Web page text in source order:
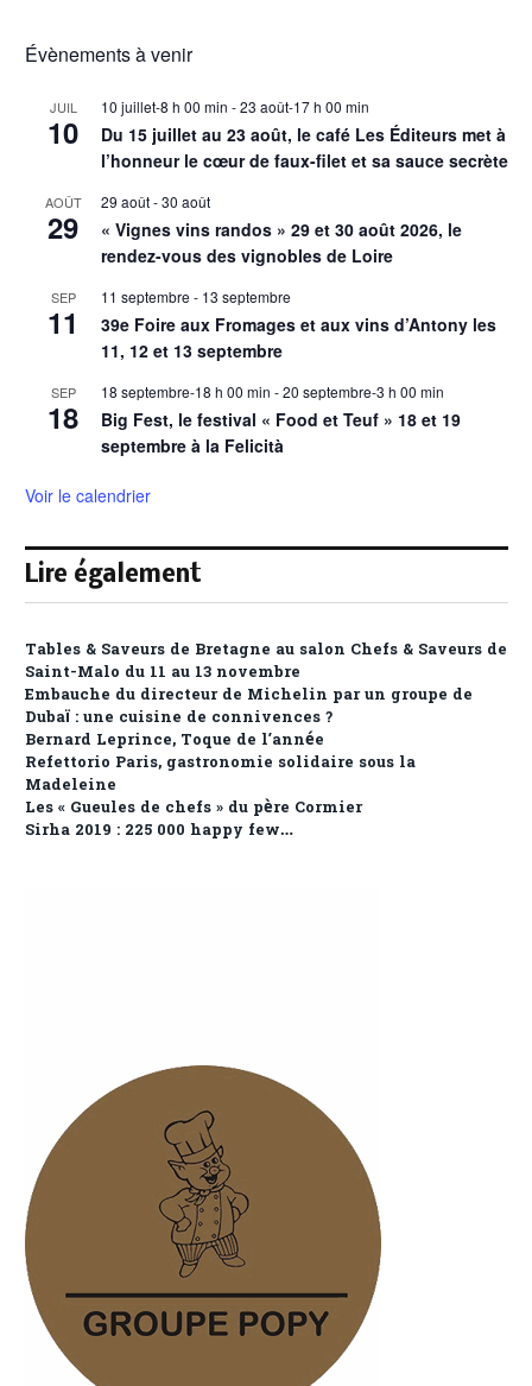
Évènements à venir
JUIL
10
10 juillet-8 h 00 min -23 août-17 h 00 min
Du 15 juillet au 23 août, le café Les Éditeurs met à
l’honneur le cœur de faux-filet et sa sauce secrète
AOÛT
29
29 août-30 août
« Vignes vins randos » 29 et 30 août 2026, le
rendez-vous des vignobles de Loire
SEP
11
11 septembre - 13 septembre
39e Foire aux Fromages et aux vins d’Antony les
11, 12 et 13 septembre
SEP
18
18 septembre-18 h 00 min -20 septembre-3 h 00 min
Big Fest, le festival « Food et Teuf » 18 et 19
septembre à la Felicità
Voir le calendrier
Lire également
Tables & Saveurs de Bretagne au salon Chefs & Saveurs de
Saint-Malo du 11 au 13 novembre
Embauche du directeur de Michelin par un groupe de
Dubaï : une cuisine de connivences ?
Bernard Leprince, Toque de l’année
Refettorio Paris, gastronomie solidaire sous la
Madeleine
Les « Gueules de chefs » du père Cormier
Sirha 2019 : 225 000 happy few…